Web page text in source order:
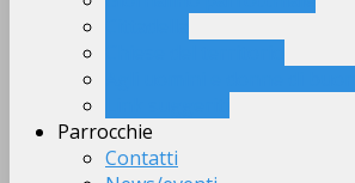
Parrocchie
Contatti